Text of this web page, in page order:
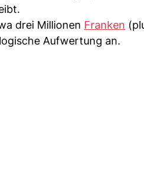
drei Millionen Franken
Aufwertung an.